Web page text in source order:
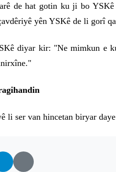
de hat gotin ku ji bo YSKê
yên YSKê de li gorî
diyar kir: "Ne mimkun e
li ser van hincetan biryar